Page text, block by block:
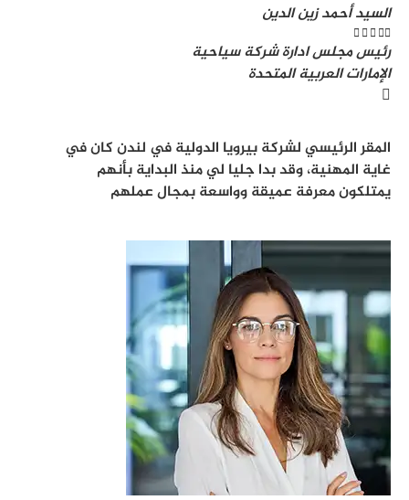
السيد أحمد زين الدين
   
رئيس مجلس ادارة شركة سياحية
الإمارات العربية المتحدة
المقر الرئيسي لشركة بيرويا الدولية في لندن كان في
غاية المهنية، وقد بدا جليا لي منذ البداية بأنهم
يمتلكون معرفة عميقة وواسعة بمجال عملهم